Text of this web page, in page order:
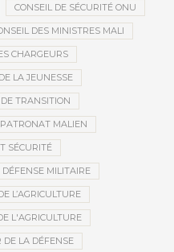
CONSEIL DE SÉCURITÉ ONU
DES MINISTRES MALI
CHARGEURS
LA JEUNESSE
TRANSITION
MALIEN
SÉCURITÉ
MILITAIRE
L’AGRICULTURE
L'AGRICULTURE
DE LA DÉFENSE